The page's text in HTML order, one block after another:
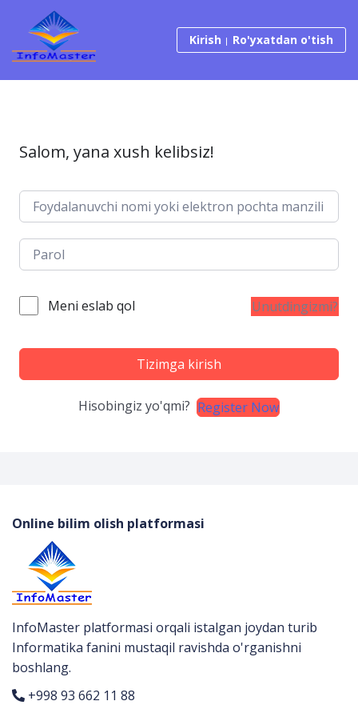
Tarkibga o‘tish
Kirish Ro'yxatdan o'tish
Salom, yana xush kelibsiz!
Meni eslab qol Unutdingizmi?
Tizimga kirish
Hisobingiz yo'qmi? Register Now
Online bilim olish platformasi
InfoMaster platformasi orqali istalgan joydan turib
Informatika fanini mustaqil ravishda o'rganishni
boshlang.
+998 93 662 11 88